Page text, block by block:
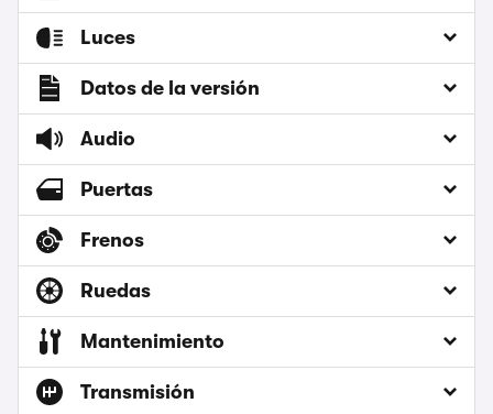
Luces
Datos de la versión
Audio
Puertas
Frenos
Ruedas
Mantenimiento
Transmisión